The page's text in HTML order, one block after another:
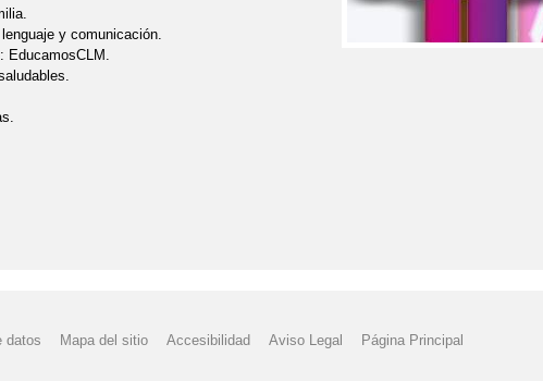
y comunicación.
EducamosCLM.
datos Mapa del sitio Accesibilidad Aviso Legal Página Principal